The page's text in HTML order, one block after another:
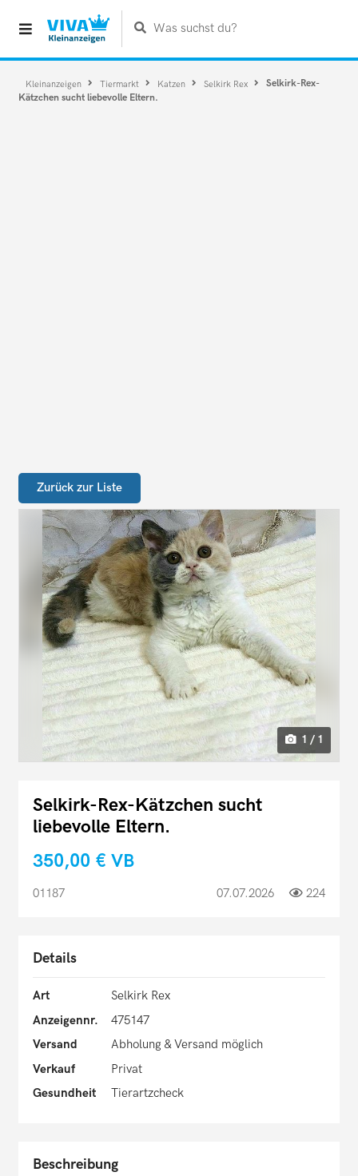
Was suchst du?
Kleinanzeigen Tiermarkt Katzen Selkirk Rex
Selkirk-Rex-
Kätzchen sucht liebevolle Eltern.
Zurück zur Liste
1 / 1
Selkirk-Rex-Kätzchen sucht
liebevolle Eltern.
350,00 € VB
01187 07.07.2026 224
Details
Art
Selkirk Rex
Anzeigennr.
475147
Versand
Abholung & Versand möglich
Verkauf
Privat
Gesundheit
Tierartzcheck
Beschreibung